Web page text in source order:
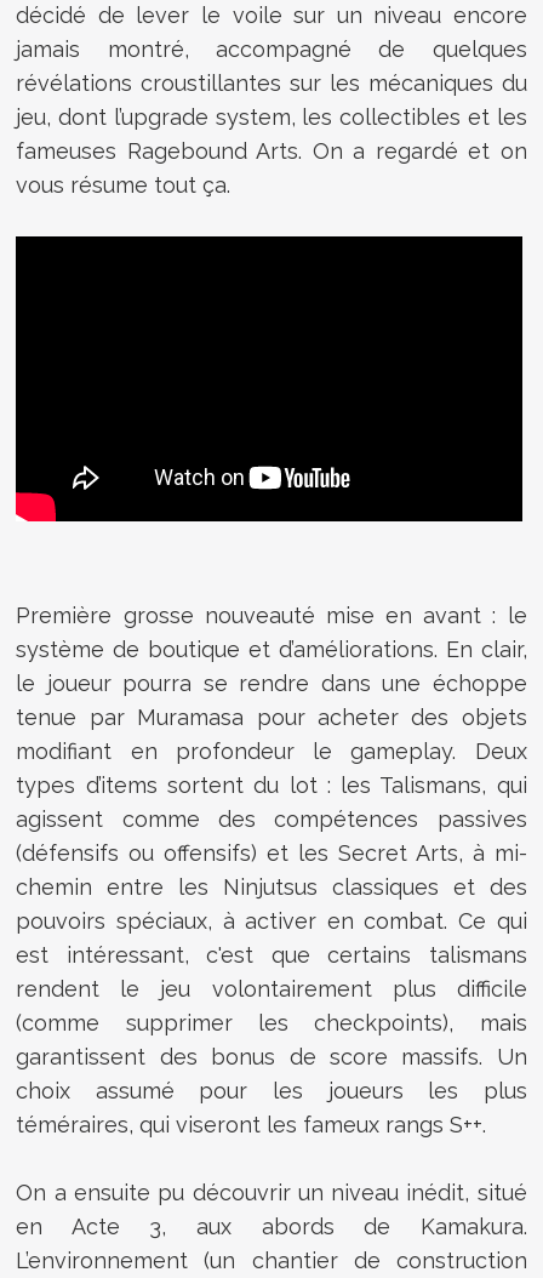
décidé de lever le voile sur un niveau encore
jamais montré, accompagné de quelques
révélations croustillantes sur les mécaniques du
jeu, dont l’upgrade system, les collectibles et les
fameuses Ragebound Arts. On a regardé et on
vous résume tout ça.
Première grosse nouveauté mise en avant : le
système de boutique et d’améliorations. En clair,
le joueur pourra se rendre dans une échoppe
tenue par Muramasa pour acheter des objets
modifiant en profondeur le gameplay. Deux
types d’items sortent du lot : les Talismans, qui
agissent comme des compétences passives
(défensifs ou offensifs) et les Secret Arts, à mi-
chemin entre les Ninjutsus classiques et des
pouvoirs spéciaux, à activer en combat. Ce qui
est intéressant, c'est que certains talismans
rendent le jeu volontairement plus difficile
(comme supprimer les checkpoints), mais
garantissent des bonus de score massifs. Un
choix assumé pour les joueurs les plus
téméraires, qui viseront les fameux rangs S++.
On a ensuite pu découvrir un niveau inédit, situé
en Acte 3, aux abords de Kamakura.
L’environnement (un chantier de construction